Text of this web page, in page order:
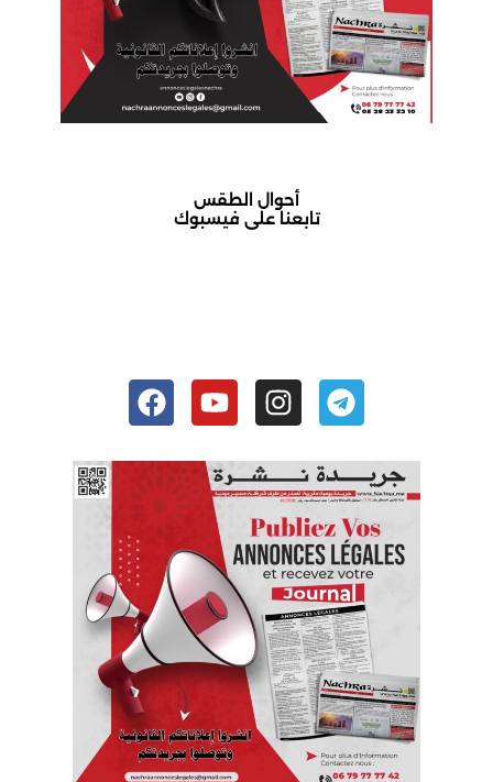
أحوال الطقس
أكادير حالة الطقستابعنا على فيسبوك
Telegram
Instagram
Youtube
Facebook